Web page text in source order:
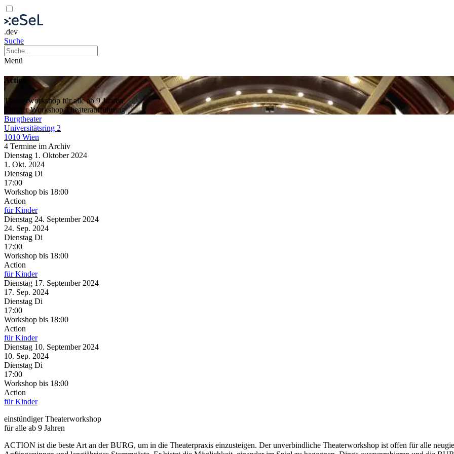
.dev
Suche
Menü
Action
Theaterworkshop für alle ab 9 Jahren
TheaterWorkshopTheateraufführung
Burgtheater
Universitätsring 2
1010 Wien
4 Termine im Archiv
Dienstag 1. Oktober 2024
1. Okt. 2024
Dienstag Di
17:00
Workshop bis 18:00
Action
für Kinder
Dienstag 24. September 2024
24. Sep. 2024
Dienstag Di
17:00
Workshop bis 18:00
Action
für Kinder
Dienstag 17. September 2024
17. Sep. 2024
Dienstag Di
17:00
Workshop bis 18:00
Action
für Kinder
Dienstag 10. September 2024
10. Sep. 2024
Dienstag Di
17:00
Workshop bis 18:00
Action
für Kinder
einstündiger Theaterworkshop
für alle ab 9 Jahren
ACTION ist die beste Art an der BURG, um in die Theaterpraxis einzusteigen. Der unverbindliche Theaterworkshop ist offen für alle